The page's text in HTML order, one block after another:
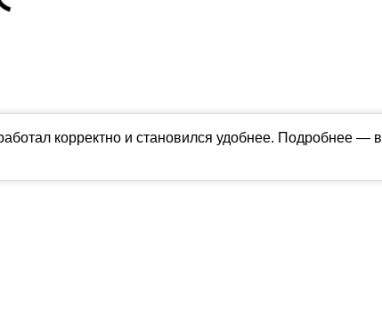
корректно и становился удобнее. Подробнее — в